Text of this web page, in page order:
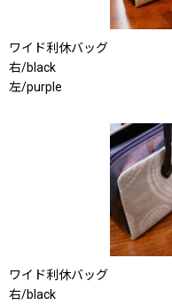
ワイド利休バッグ
右/black
左/purple
ワイド利休バッグ
右/black